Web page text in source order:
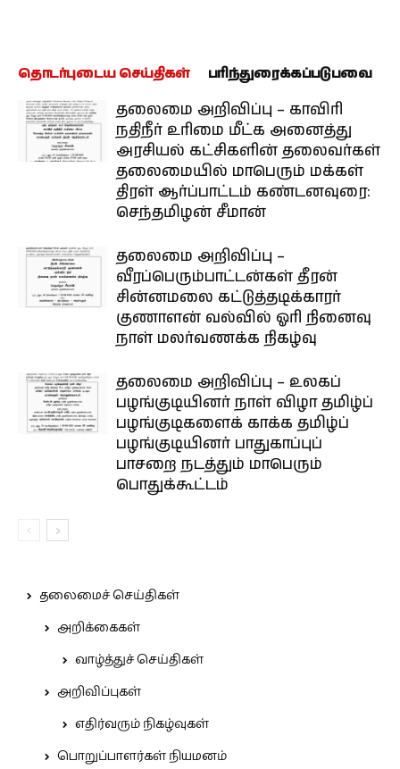
தொடர்புடைய செய்திகள் பரிந்துரைக்கப்படுபவை
தலைமை அறிவிப்பு – காவிரி
நதிநீர் உரிமை மீட்க அனைத்து
அரசியல் கட்சிகளின் தலைவர்கள்
தலைமையில் மாபெரும் மக்கள்
திரள் ஆர்ப்பாட்டம் கண்டனவுரை:
செந்தமிழன் சீமான்
தலைமை அறிவிப்பு –
வீரப்பெரும்பாட்டன்கள் தீரன்
சின்னமலை கட்டுத்தடிக்காரர்
குணாளன் வல்வில் ஓரி நினைவு
நாள் மலர்வணக்க நிகழ்வு
தலைமை அறிவிப்பு – உலகப்
பழங்குடியினர் நாள் விழா தமிழ்ப்
பழங்குடிகளைக் காக்க தமிழ்ப்
பழங்குடியினர் பாதுகாப்புப்
பாசறை நடத்தும் மாபெரும்
பொதுக்கூட்டம்
தலைமைச் செய்திகள்
அறிக்கைகள்
வாழ்த்துச் செய்திகள்
அறிவிப்புகள்
எதிர்வரும் நிகழ்வுகள்
பொறுப்பாளர்கள் நியமனம்